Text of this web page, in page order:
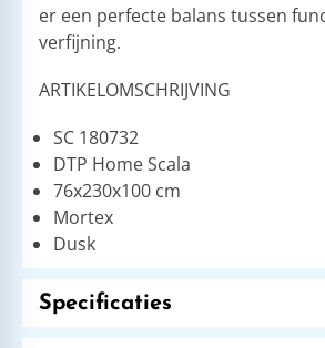
er een perfecte balans tussen
verfijning.
ARTIKELOMSCHRIJVING
SC 180732
DTP Home Scala
76x230x100 cm
Mortex
Dusk
Specificaties